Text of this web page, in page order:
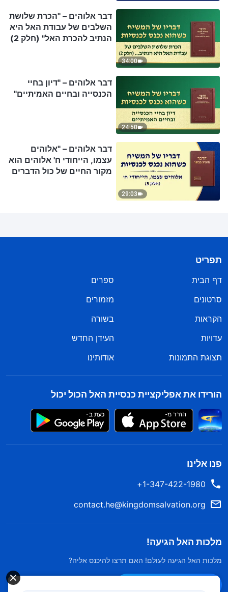
34:00
דבר אלוהים – "הכרת שלושת
השלבים של עבודת האל היא
הנתיב להכרת האל" (חלק 2)
24:50
דבר אלוהים – "דיון בחיי
הכנסייה ובחיים האמיתיים"
29:03
דבר אלוהים – "אלוהים
עצמו, הייחודי ח' אלוהים הוא
מקור החיים של כול הדברים
תפריט
דף הבית
ספרים
סרטונים
מזמורים
הקראות
בשורה
עדויות
העידן החדש
תצוגת התמונות
אודותינו
הורידו את אפליקציית כנסיית האל הכול יכול
פנו אלינו
1-347-422-1980+
contact.he@kingdomsalvation.org
מלכות האל הגיעה!
מלכות האל הגיעה לעולם! האם תרצו להיכנס אליה?